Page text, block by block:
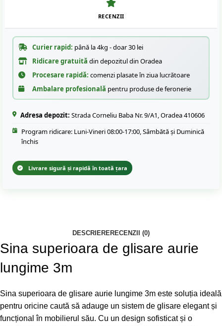
RECENZII
Curier rapid: până la 4kg - doar 30 lei
Ridicare gratuită din depozitul din Oradea
Procesare rapidă: comenzi plasate în ziua lucrătoare
Ambalare profesională pentru produse de feronerie
Adresa depozit: Strada Corneliu Baba Nr. 9/A1, Oradea 410606
Program ridicare: Luni-Vineri 08:00-17:00, Sâmbătă și Duminică
închis
Livrare sigură și rapidă în toată țara
DESCRIERERECENZII (0)
Sina superioara de glisare aurie
lungime 3m
Sina superioara de glisare aurie lungime 3m este soluția ideală
pentru oricine caută să adauge un sistem de glisare elegant și
funcțional în mobilierul său. Cu un design sofisticat și o